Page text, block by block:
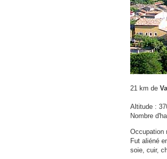
21 km de
Altitude :
Nombre
Occupation
Fut aliéné
soie, cuir,